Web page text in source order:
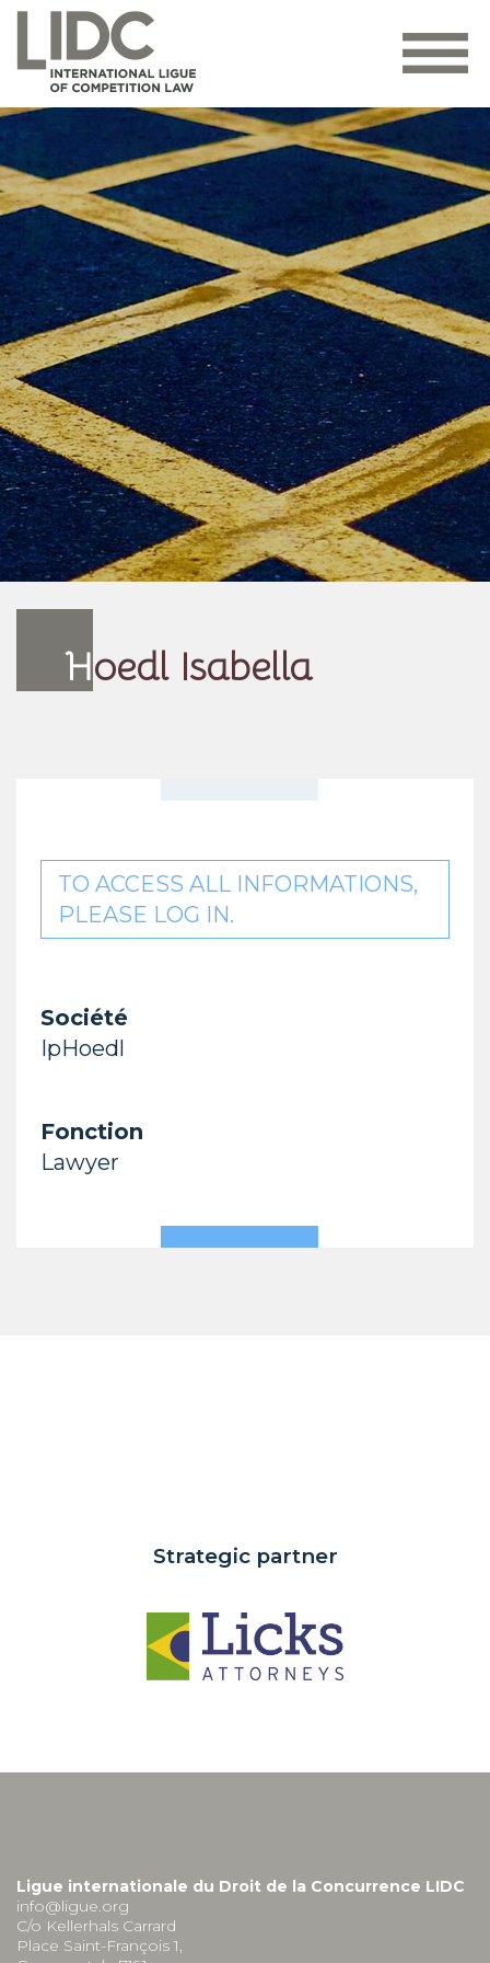
Hoedl Isabella
TO ACCESS ALL INFORMATIONS,
PLEASE LOG IN.
Société
IpHoedl
Fonction
Lawyer
Strategic partner
Ligue internationale du Droit de la Concurrence LIDC
info@ligue.org
C/o Kellerhals Carrard
Place Saint-François 1,